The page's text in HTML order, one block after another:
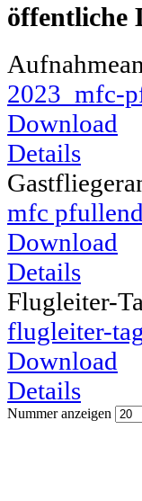
öffentliche
2023_mfc-
Download
Details
mfc
Download
Details
Flugleiter-
flugleiter-
Download
Details
Nummer anzeigen